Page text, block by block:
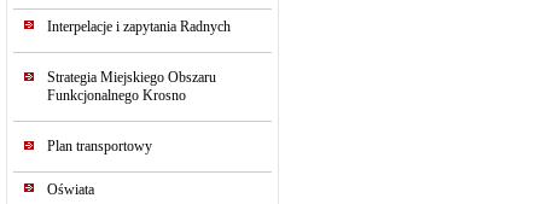
Interpelacje i zapytania Radnych
Strategia Miejskiego Obszaru
Funkcjonalnego Krosno
Plan transportowy
Oświata